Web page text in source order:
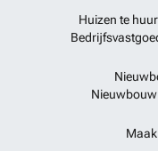
Huizen te huur